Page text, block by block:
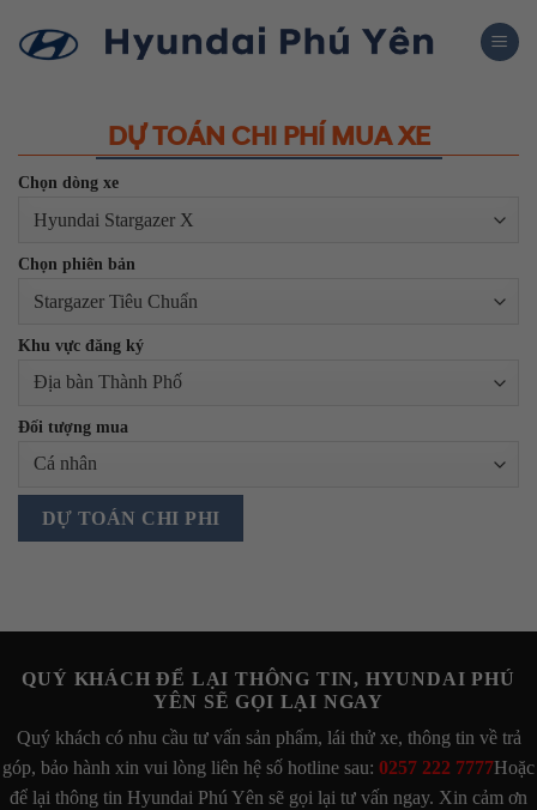
DỰ TOÁN CHI PHÍ MUA XE
Chọn dòng xe
Chọn phiên bản
Khu vực đăng ký
Đối tượng mua
DỰ TOÁN CHI PHI
QUÝ KHÁCH ĐỂ LẠI THÔNG TIN, HYUNDAI PHÚ
YÊN SẼ GỌI LẠI NGAY
Quý khách có nhu cầu tư vấn sản phẩm, lái thử xe, thông tin về trả
góp, bảo hành xin vui lòng liên hệ số hotline sau: 0257 222 7777Hoặc
để lại thông tin Hyundai Phú Yên sẽ gọi lại tư vấn ngay. Xin cảm ơn